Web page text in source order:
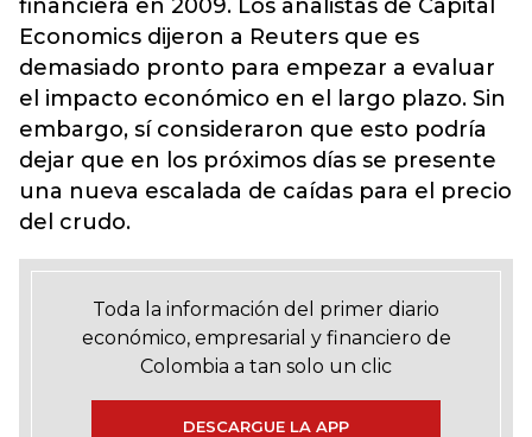
financiera en 2009. Los analistas de Capital
Economics dijeron a Reuters que es
demasiado pronto para empezar a evaluar
el impacto económico en el largo plazo. Sin
embargo, sí consideraron que esto podría
dejar que en los próximos días se presente
una nueva escalada de caídas para el precio
del crudo.
Toda la información del primer diario
económico, empresarial y financiero de
Colombia a tan solo un clic
DESCARGUE LA APP